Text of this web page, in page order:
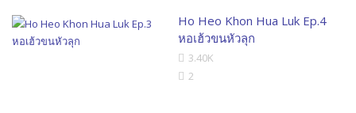
Ho Heo Khon Hua Luk Ep.4
หอเฮ้วขนหัวลุก
3.40K
2